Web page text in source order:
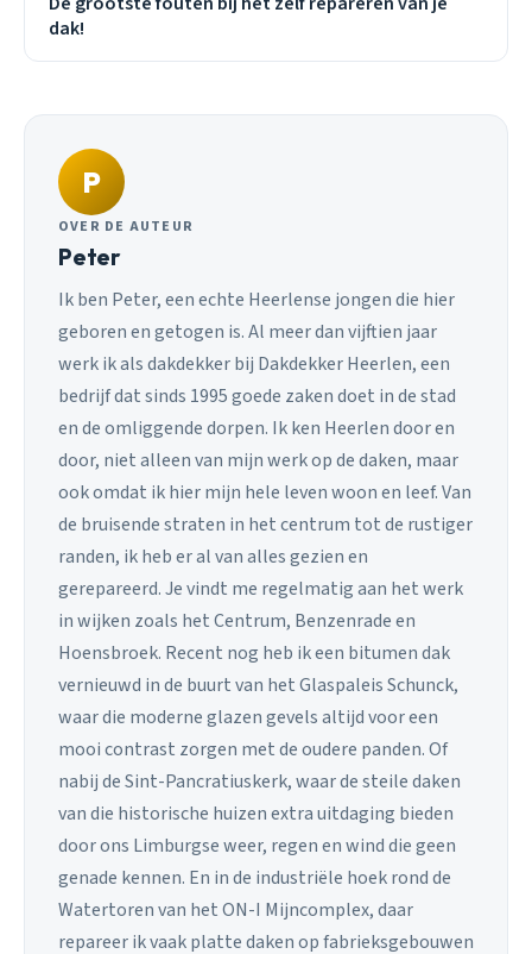
dak!
P
OVER DE AUTEUR
Peter
Ik ben Peter, een echte Heerlense jongen die hier
geboren en getogen is. Al meer dan vijftien jaar
werk ik als dakdekker bij Dakdekker Heerlen, een
bedrijf dat sinds 1995 goede zaken doet in de stad
en de omliggende dorpen. Ik ken Heerlen door en
door, niet alleen van mijn werk op de daken, maar
ook omdat ik hier mijn hele leven woon en leef. Van
de bruisende straten in het centrum tot de rustiger
randen, ik heb er al van alles gezien en
gerepareerd. Je vindt me regelmatig aan het werk
in wijken zoals het Centrum, Benzenrade en
Hoensbroek. Recent nog heb ik een bitumen dak
vernieuwd in de buurt van het Glaspaleis Schunck,
waar die moderne glazen gevels altijd voor een
mooi contrast zorgen met de oudere panden. Of
nabij de Sint-Pancratiuskerk, waar de steile daken
van die historische huizen extra uitdaging bieden
door ons Limburgse weer, regen en wind die geen
genade kennen. En in de industriële hoek rond de
Watertoren van het ON-I Mijncomplex, daar
repareer ik vaak platte daken op fabrieksgebouwen